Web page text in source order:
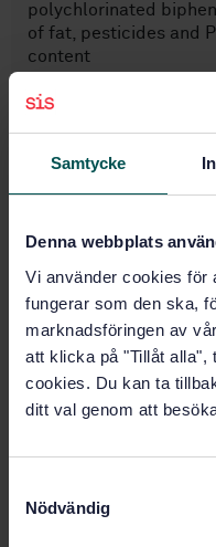
Samtycke
Denna webbplats
Vi använder cookies för
fungerar som den ska,
marknadsföringen av
att klicka på "Tillåt alla",
cookies. Du kan ta
ditt val genom att
Nödvändig
polychlorinated
of fat, pesticides and
content
Product information
Language:
Written by:
Article no: